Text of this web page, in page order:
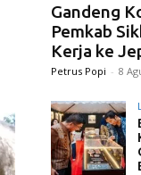
Gandeng
Pemkab
Kerja ke
Petrus Popi - 8